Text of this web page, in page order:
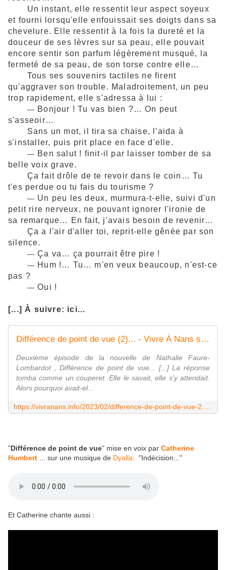
Un instant, elle ressentit leur aspect soyeux
et fourni lorsqu'elle enfouissait ses doigts dans sa
chevelure. Elle ressentit à la fois la dureté et la
douceur de ses lèvres sur sa peau, elle pouvait
encore sentir son parfum légèrement musqué, la
fermeté de sa peau, de son torse contre elle…
Tous ses souvenirs tactiles ne firent
qu'aggraver son trouble. Maladroitement, un peu
trop rapidement, elle s'adressa à lui :
— Bonjour ! Tu vas bien ?… On peut
s'asseoir…
Sans un mot, il tira sa chaise, l'aida à
s'installer, puis prit place en face d'elle.
— Ben salut ! finit-il par laisser tomber de sa
belle voix grave.
Ça fait drôle de te revoir dans le coin… Tu
t'es perdue ou tu fais du tourisme ?
— Un peu les deux, murmura-t-elle, suivi d'un
petit rire nerveux, ne pouvant ignorer l'ironie de
sa remarque… En fait, j'avais besoin de revenir…
Ça a l'air d'aller toi, reprit-elle gênée par son
silence.
—Ça va… ça pourrait être pire !
— Hum !… Tu… m'en veux beaucoup, n'est-ce
pas ?
—Oui !
[...] À suivre: ici...
Différence de point de vue (2)... - Vivre À Nans sous Sainte Anne... (en 2023)
Deuxième épisode de la nouvelle de Nathalie Faure-
Lombardot , Différence de point de vue... [...] La réponse
tomba comme un couperet. Elle le savait, elle s'y attendait.
Alors pourquoi avait-el...
"Différence de point de vue" mise en voix par Catherine
Humbert ... sur une musique de Dyalla: "Indécision..."
Et Catherine chante aussi :